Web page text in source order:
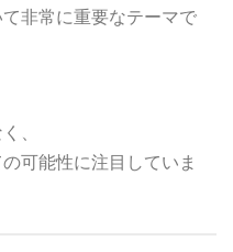
非常に重要なテーマで
、
可能性に注目していま